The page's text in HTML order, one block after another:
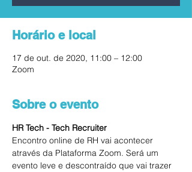
Horário e local
17 de out. de 2020, 11:00 – 12:00
Zoom
Sobre o evento
HR Tech - Tech Recruiter
Encontro online de RH vai acontecer
através da Plataforma Zoom. Será um
evento leve e descontraído que vai trazer